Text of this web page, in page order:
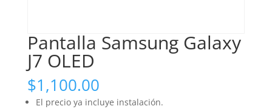
Pantalla Samsung Galaxy
J7 OLED
$1,100.00
El precio ya incluye instalación.